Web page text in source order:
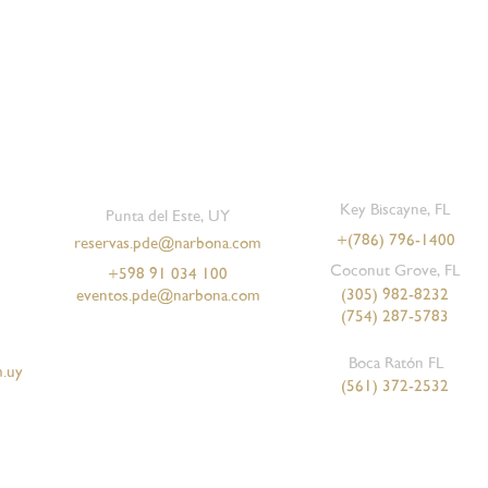
3
Albariño
Luz de Luna | Premium Label
Punta del Este, UY
reservas.pde@narbona.com
+598 91 034 100
eventos.pde@narbona.com
Key Biscayne, FL
+(786) 796-1400
Coconut Grove, FL
(305) 982-8232
(754) 287-5783
Boca Ratón FL
(561) 372-2532